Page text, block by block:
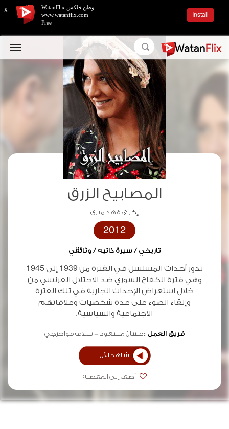
المصابيح الزرق
إخراج :فهد ميري
2012
تاريخي / سيرة ذاتيه / وثائقي
تدور أحداث المسلسل في الفترة من 1939 إلى 1945
وهي فترة الكفاح السوري ضد الاحتلال الفرنسي من
خلال استعراض اﻹحداث الجارية في تلك الفترة
وإلقاء الضوء على عدة شخصيات وعلاقاتهم
الاجتماعية والسياسية.
فريق العمل :غسان مسعود سلاف فواخرجي
شاهد الآن
أضف إلى المفضلة
X
وطن فلكس WatanFlix
www.watanflix.com
Free
Install